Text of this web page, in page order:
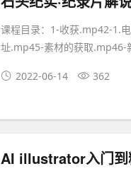
课程目录：1-收获.mp42-1.
址.mp45-素材的获取.mp46-
2022-06-14 362
AI illustrator入门到